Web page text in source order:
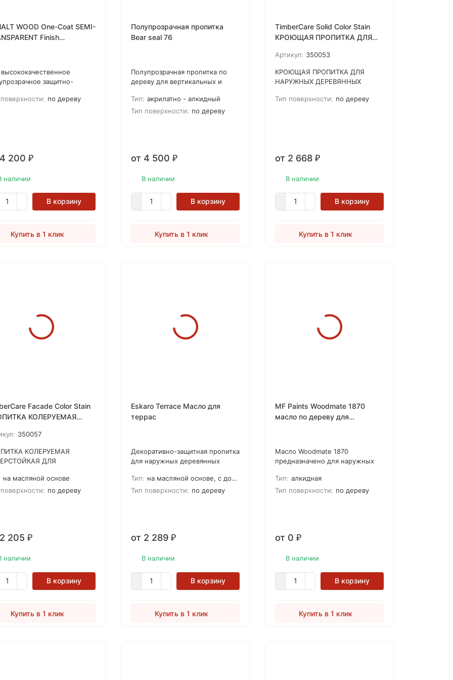
WOOD One-Coat SEMI-
Finish
применения
защитно-
и внутреннего
плюс натуральное
по дереву
200 ₽
наличии
В корзину
Купить в 1 клик
Полупрозрачная пропитка
Bear seal 76
​Полупрозрачная пропитка по
дереву для вертикальных и
основана на специальной
водной дисперсии с
Тип: акрилатно - алкидный
Тип поверхности: по дереву
от 4 500 ₽
В наличии
В корзину
Купить в 1 клик
TimberCare Solid Color Stain
КРОЮЩАЯ ПРОПИТКА ДЛЯ
ПОВЕРХНОСТЕЙ
Артикул: 350053
КРОЮЩАЯ ПРОПИТКА ДЛЯ
НАРУЖНЫХ ДЕРЕВЯННЫХ
защитит новые или состаренные
Тип поверхности: по дереву
от 2 668 ₽
В наличии
В корзину
Купить в 1 клик
Facade Color Stain
КОЛЕРУЕМАЯ
ДЕРЕВЯННЫХ
350057
КОЛЕРУЕМАЯ
ДЛЯ
Преобразит и
новые или состаренные
воды.
естественных тонов с
на масляной основе
по дереву
205 ₽
наличии
В корзину
Купить в 1 клик
Eskaro Terrace Масло для
террас
Декоративно-защитная пропитка
для наружных деревянных
Масло для террас
Тип: на масляной основе, с добавлением воска
Тип поверхности: по дереву
от 2 289 ₽
В наличии
В корзину
Купить в 1 клик
MF Paints Woodmate 1870
масло по дереву для
Масло Woodmate 1870
предназначено для наружных
древесины, включая сосну,
кедр, красное дерево,
Тип: алкидная
Тип поверхности: по дереву
от 0 ₽
В наличии
В корзину
Купить в 1 клик